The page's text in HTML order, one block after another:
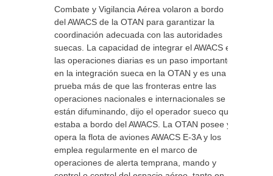
Combate y Vigilancia Aérea volaron a bordo
del AWACS de la OTAN para garantizar la
coordinación adecuada con las autoridades
suecas. La capacidad de integrar el AWACS en
las operaciones diarias es un paso importante
en la integración sueca en la OTAN y es una
prueba más de que las fronteras entre las
operaciones nacionales e internacionales se
están difuminando, dijo el operador sueco que
estaba a bordo del AWACS. La OTAN posee y
opera la flota de aviones AWACS E-3A y los
emplea regularmente en el marco de
operaciones de alerta temprana, mando y